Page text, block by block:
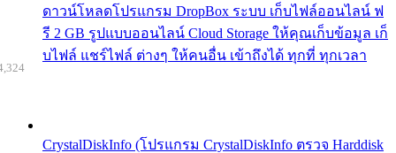
ดาวน์โหลดโปรแกรม DropBox ระบบ เก็บไฟล์ออนไลน์ ฟ
รี 2 GB รูปแบบออนไลน์ Cloud Storage ให้คุณเก็บข้อมูล เก็
บไฟล์ แชร์ไฟล์ ต่างๆ ให้คนอื่น เข้าถึงได้ ทุกที่ ทุกเวลา
CrystalDiskInfo (โปรแกรม CrystalDiskInfo ตรวจ Harddisk